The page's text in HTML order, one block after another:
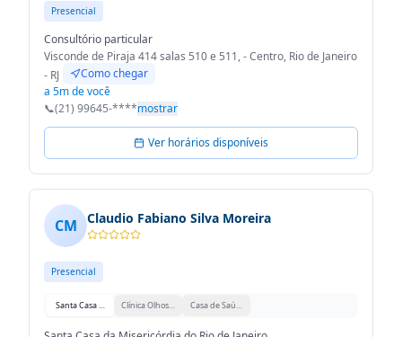
Presencial
Consultório particular
Visconde de Piraja 414 salas 510 e 511, - Centro, Rio de Janeiro
- RJ
Como chegar
a 5m de você
📞(21) 99645-****mostrar
Ver horários disponíveis
CM Claudio Fabiano Silva Moreira
Presencial
Santa Casa da Misericórdia do Rio de Janeiro
Clínica Olhos Doutor Claudio Fabiano e Doutor José Miguel
Casa de Saúde e Maternidade Terezinha de Jesús